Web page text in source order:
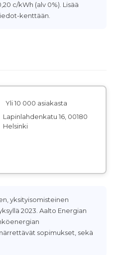
c/kWh (alv 0%). Lisää
kenttään.
Yli 10 000 asiakasta
Lapinlahdenkatu 16, 00180
Helsinki
yksityisomisteinen
2023. Aalto Energian
sopimukset, sekä